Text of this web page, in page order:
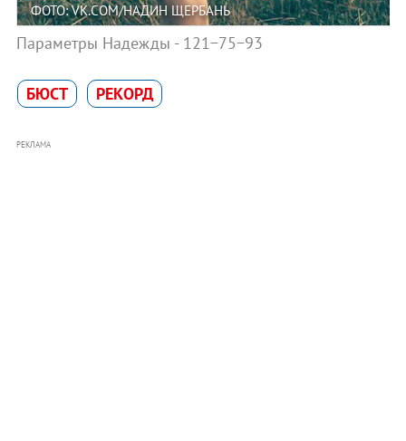
ФОТО: VK.COM/НАДИН ЩЕРБАНЬ
Параметры Надежды - 121−75−93
БЮСТ РЕКОРД
РЕКЛАМА